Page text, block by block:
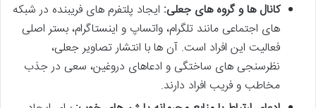
کانال ها و گروه های جعلی: ایجاد پلتفرم های فریبنده در شبکه
های اجتماعی مانند تلگرام، واتساپ و اینستاگرام، بستر اصلی
فعالیت این افراد است. آن ها با انتشار تصاویر جعلی،
نظرسنجی های ساختگی و ادعاهای دروغین، سعی در جذب
مخاطب و فریب افراد دارند.